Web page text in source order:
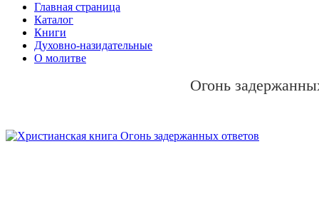
Главная страница
Каталог
Книги
Духовно-назидательные
О молитве
Огонь